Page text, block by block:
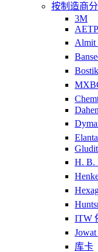
按制造商
3M
AETP
Almit
H. B.
ITW
库卡